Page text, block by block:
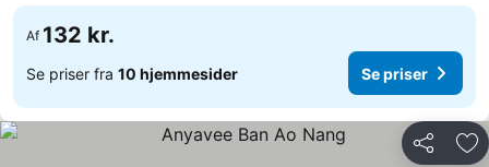
Af 132 kr.
Se priser fra 10 hjemmesider Se priser
Del